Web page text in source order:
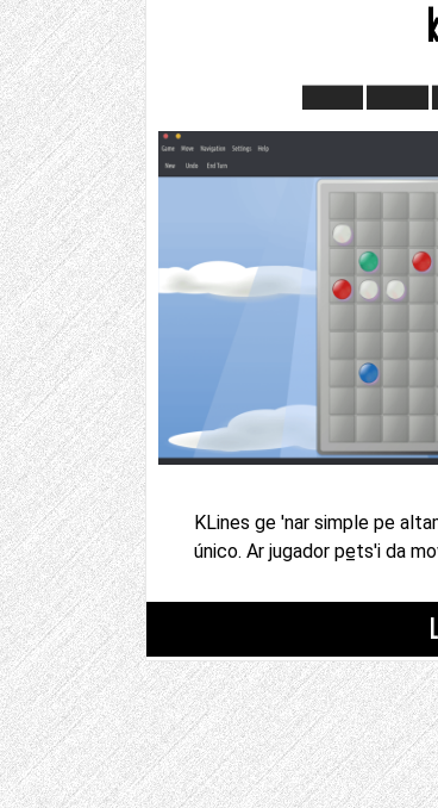
KLines ge 'nar simple pe
único. Ar jugador pe̲ts'i da